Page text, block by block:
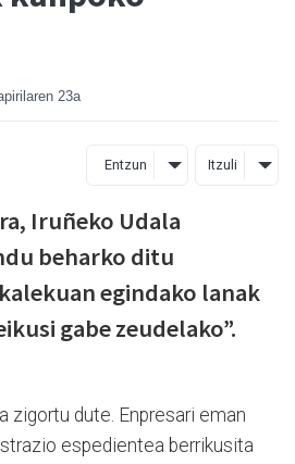
23a
Entzun Itzuli
Iruñeko Udala
beharko ditu
egindako lanak
gabe zeudelako”.
zigortu dute. Enpresari eman
espedientea berrikusita